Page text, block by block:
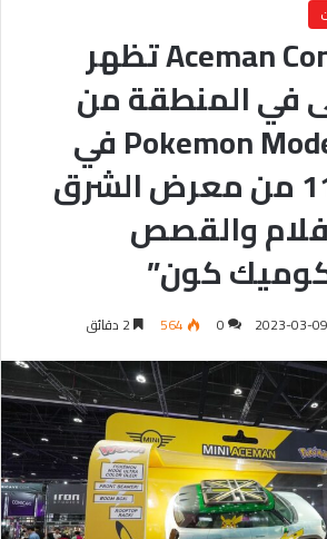
ميني Aceman Concept تظهر
في المنطقة من
خلال طراز Pokemon Mode في
النسخة الـ11 من معرض الشرق
والقصص
كون”
2023-03-09
0
564